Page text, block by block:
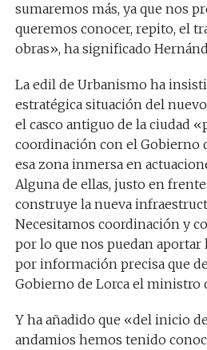
sumaremos más, ya que nos
queremos conocer, repito, el
obras», ha significado
La edil de Urbanismo ha
estratégica situación del
el casco antiguo de la ciudad
coordinación con el Gobierno
esa zona inmersa en
Alguna de ellas, justo en
construye la nueva
Necesitamos coordinación y
por lo que nos puedan aportar
por información precisa que
Gobierno de Lorca el ministro
Y ha añadido que «del inicio
andamios hemos tenido